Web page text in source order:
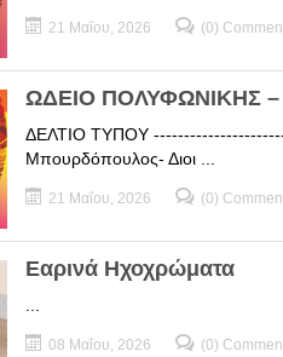
21 Μαΐου, 2026 (0)
ΩΔΕΙΟ ΠΟΛΥΦΩΝΙΚΗΣ –
ΔΕΛΤΙΟ ΤΥΠΟΥ -----------------------
Μπουρδόπουλος- Διοι ...
21 Μαΐου, 2026 (0)
Εαρινά Ηχοχρώματα
08 Μαΐου, 2026 (0)